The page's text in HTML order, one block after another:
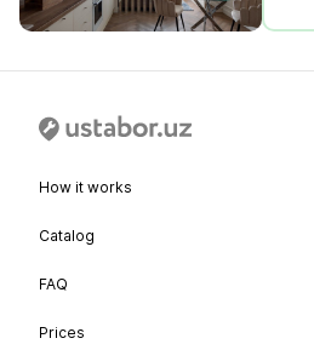
How it works
Catalog
FAQ
Prices